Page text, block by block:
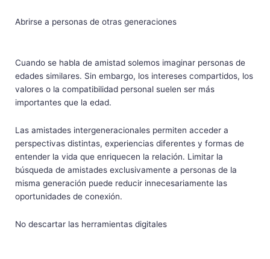
Abrirse a personas de otras generaciones
Cuando se habla de amistad solemos imaginar personas de
edades similares. Sin embargo, los intereses compartidos, los
valores o la compatibilidad personal suelen ser más
importantes que la edad.
Las amistades intergeneracionales permiten acceder a
perspectivas distintas, experiencias diferentes y formas de
entender la vida que enriquecen la relación. Limitar la
búsqueda de amistades exclusivamente a personas de la
misma generación puede reducir innecesariamente las
oportunidades de conexión.
No descartar las herramientas digitales